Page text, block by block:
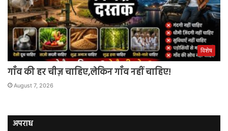
विशेष
गाँव की हर चीज़ चाहिए,लेकिन गाँव नहीं चाहिए!
August 7, 2026
अपराध